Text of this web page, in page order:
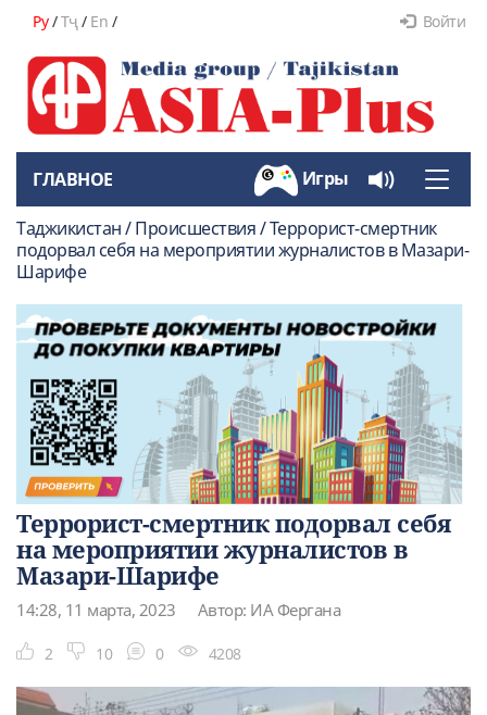
Ру/Тҷ/ En / Войти
Toggle
ГЛАВНОЕ Игры
Таджикистан / Происшествия / Террорист-смертник
подорвал себя на мероприятии журналистов в Мазари-
Шарифе
Террорист-смертник подорвал себя
на мероприятии журналистов в
Мазари-Шарифе
14:28, 11 марта, 2023 Автор: ИА Фергана
2 10 0 4208